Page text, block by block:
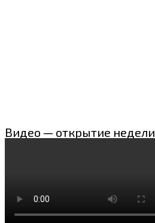
Видео — открытие недели